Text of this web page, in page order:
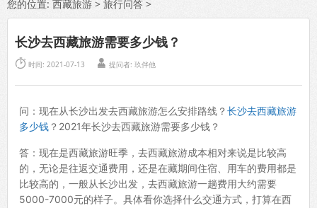
您的位置: 西藏旅游 > 旅行问答 >
长沙去西藏旅游需要多少钱？
 时间: 2021-07-13  提问者: 玖伴他
问：现在从长沙出发去西藏旅游怎么安排路线？长沙去西藏旅游
多少钱 ？2021年长沙去西藏旅游需要多少钱？
答：现在是西藏旅游旺季，去西藏旅游成本相对来说是比较高
的，无论是往返交通费用，还是在藏期间住宿、用车的费用都是
比较高的，一般从长沙出发，去西藏旅游一趟费用大约需要
5000-7000元的样子。具体看你选择什么交通方式，打算在西